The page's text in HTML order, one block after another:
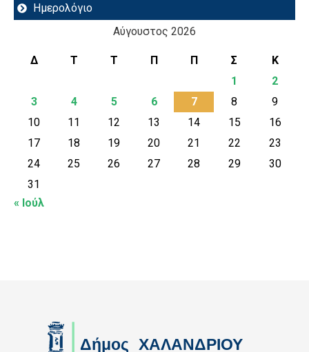
Ημερολόγιο
Αύγουστος 2026
Δ Τ Τ Π Π Σ
Κ
1
2
3
4 5 6 7 8
9
10
11 12 13 14 15
16
17
18 19 20 21 22
23
24
25 26 27 28 29
30
31
« Ιούλ